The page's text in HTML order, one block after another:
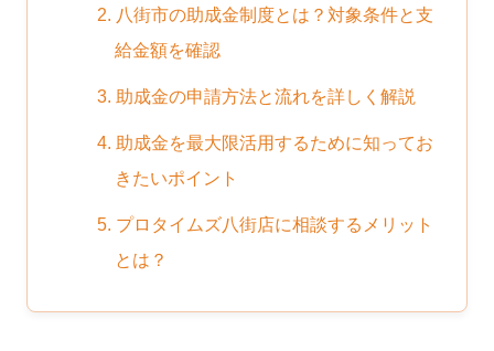
2. 八街市の助成金制度とは？対象条件と支
給金額を確認
3. 助成金の申請方法と流れを詳しく解説
4. 助成金を最大限活用するために知ってお
きたいポイント
5. プロタイムズ八街店に相談するメリット
とは？